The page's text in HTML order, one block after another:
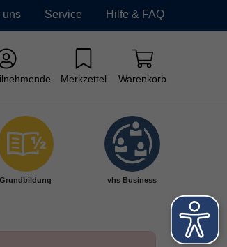
uns Service Hilfe & FAQ
Merkzettel Warenkorb
Grundbildung vhs Business